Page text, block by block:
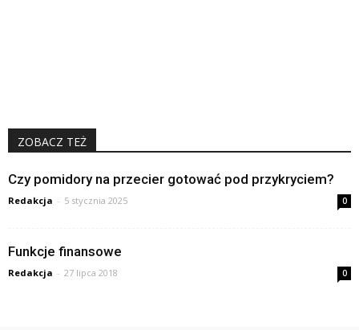
ZOBACZ TEŻ
Czy pomidory na przecier gotować pod przykryciem?
Redakcja - 5 stycznia 2025 0
Funkcje finansowe
Redakcja - 27 lipca 2018 0